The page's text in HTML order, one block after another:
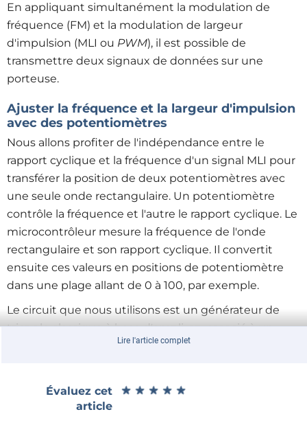
En appliquant simultanément la modulation de
fréquence (FM) et la modulation de largeur
d'impulsion (MLI ou PWM), il est possible de
transmettre deux signaux de données sur une
porteuse.
Ajuster la fréquence et la largeur d'impulsion
avec des potentiomètres
Nous allons profiter de l'indépendance entre le
rapport cyclique et la fréquence d'un signal MLI pour
transférer la position de deux potentiomètres avec
une seule onde rectangulaire. Un potentiomètre
contrôle la fréquence et l'autre le rapport cyclique. Le
microcontrôleur mesure la fréquence de l'onde
rectangulaire et son rapport cyclique. Il convertit
ensuite ces valeurs en positions de potentiomètre
dans une plage allant de 0 à 100, par exemple.
Le circuit que nous utilisons est un générateur de
triangle classique à base d'ampli-op, associé à un
comparateur. Avec les valeurs de composants
vous pouvez utiliser n'importe quel circuit capable de
Lire l'article complet
Évaluez cet
article
★ ★ ★ ★ ★
★ ★ ★ ★ ★